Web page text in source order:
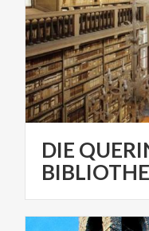
DIE